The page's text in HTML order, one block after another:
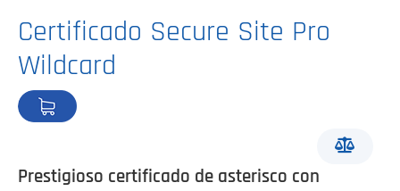
Certificado Secure Site Pro
Wildcard
Prestigioso certificado de asterisco con